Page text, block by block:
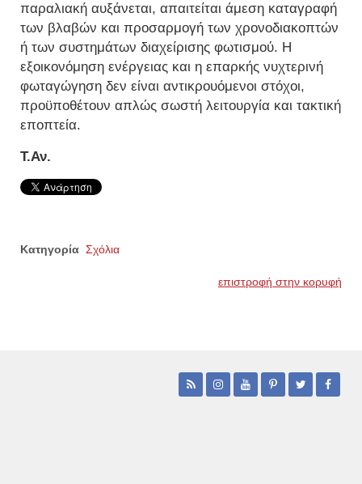
παραλιακή αυξάνεται, απαιτείται άμεση καταγραφή
των βλαβών και προσαρμογή των χρονοδιακοπτών
ή των συστημάτων διαχείρισης φωτισμού. Η
εξοικονόμηση ενέργειας και η επαρκής νυχτερινή
φωταγώγηση δεν είναι αντικρουόμενοι στόχοι,
προϋποθέτουν απλώς σωστή λειτουργία και τακτική
εποπτεία.
Τ.Αν.
Κατηγορία Σχόλια
επιστροφή στην κορυφή